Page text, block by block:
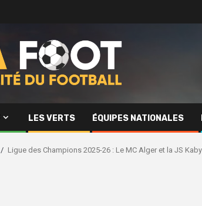
LES VERTS ÉQUIPES NATIONALES
Ligue des Champions 2025-26 : Le MC Alger et la JS